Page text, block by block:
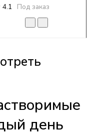
4.1 Под заказ
день